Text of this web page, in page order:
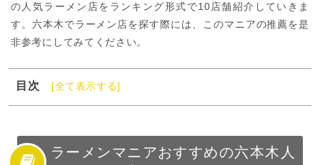
の人気ラーメン店をランキング形式で10店舗紹介していきま
す。六本木でラーメン店を探す際には、このマニアの推薦を是
非参考にしてみてください。
目次
[全て表示する]
1
ラーメンマニアおすすめの六本木人気ラーメン店ベスト
2
六本木でおすすめの人気ラーメン店ランキング第10位：
ラーメンマニアおすすめの六本木人